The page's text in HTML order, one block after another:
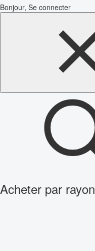
Bonjour, Se connecter
Acheter par rayon